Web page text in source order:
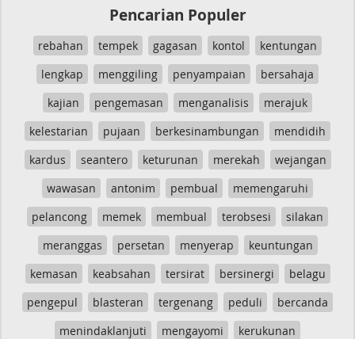
Pencarian Populer
rebahan tempek gagasan kontol
kentungan
lengkap
menggiling penyampaian
bersahaja
kajian
pengemasan menganalisis
merajuk
kelestarian
pujaan berkesinambungan
mendidih
kardus
seantero keturunan merekah
wejangan
wawasan
antonim pembual
memengaruhi
pelancong
memek membual terobsesi
silakan
meranggas
persetan menyerap
keuntungan
kemasan
keabsahan tersirat bersinergi
belagu
pengepul
blasteran tergenang peduli
bercanda
menindaklanjuti
mengayomi
kerukunan